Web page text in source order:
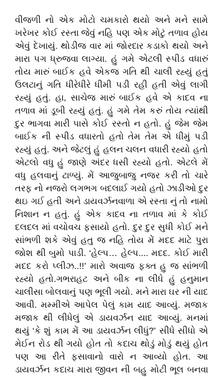
વીજળી નો એક મોટો ચમકારો થયો અને મને સામે
ખરેખર કોઈ રસ્તા જેવું નહિ પણ એક મોટું તળાવ હોય
એવું દેખાયું. થોડીજ વાર માં જોરદાર કડાકો થયો અને
મારા પગ ધ્રુજવા લાગ્યા. હું ગમે એટલી સ્પીડ વધારું
તોય મારું બાઈક હવે એકજ ગતિ થી ચાલી રહ્યું હતું
ઉલટાનું ગતિ ધીરેધીરે ધીમી પડી રહી હતી એવું લાગી
રહ્યું હતું. હા, સાચેજ મારું બાઈક હવે એ કાદવ ના
તળાવ માં ડૂબી રહ્યું હતું. હું ગમે તેમ કરું તોય ત્યાંથી
દુર ભાગવા મારી પાસે કોઈ રસ્તો ન હતો. હું જેમ જેમ
બાઈક ની સ્પીડ વધારતો હતો તેમ તેમ એ ધીમું પડી
રહ્યું હતું. અને જેટલું હું હલન ચલન વધારી રહ્યો હતો
એટલો વધુ હું જાણે અંદર ધસી રહ્યો હતો. એટલે મેં
વધુ હલવાનું ટાળ્યું. મેં આજુબાજુ નજર કરી તો ચારે
તરફ નો નજરો લગભગ બદલાઈ ગયો હતો ઝાડીઓ દુર
થઇ ગઈ હતી અને ડાયવર્ઝનવાળા એ રસ્તા નું તો નામો
નિશાન ન હતું. હું એક કાદવ ના તળાવ માં કે કોઈ
દલદલ માં વચોવચ ફસાયો હતો. દુર દુર સુધી કોઈ મને
સાંભળી શકે એવું હતુ જ નહિ તોય મેં મદદ માટે પુરા
જોશ થી બુમો પાડી. ‘હેલ્પ… હેલ્પ.... મદદ. કોઈ મારી
મદદ કરો પ્લીઝ..!!’ મારો અવાજ ફક્ત હુ જ સાંભળી
રહ્યો હતો.ગભરાહટ અને બીક ના લીધે હું હનુમાન
ચાલીસા બોલવાનું પણ ભૂલી ગયો. મને મારા ઘર ની યાદ
આવી. મમ્મીએ આપેલ પેલું કામ યાદ આવ્યું. મજાક
મજાક થી લીધેલું એ ડાયવર્ઝન યાદ આવ્યું. મનમાં
થયું ‘કે શું કામ મેં આ ડાયવર્ઝન લીધું?’ સીધે સીધો એ
મેઈન રોડ થી ગયો હોત તો કદાચ થોડું મોડું થયું હોત
પણ આ રીતે ફસાવાનો વારો ન આવ્યો હોત. આ
ડાયવર્ઝન કદાચ મારા જીવન ની બહુ મોટી ભૂલ બનવા